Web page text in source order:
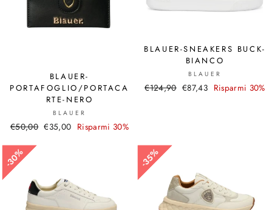
BLAUER-
PORTAFOGLIO/PORTACA
RTE-NERO
BLAUER
Prezzo
listino
€50,00 Prezzo
€35,00 Risparmi 30%
BLAUER-SNEAKERS BUCK-
BIANCO
BLAUER
Prezzo
€124,90 Prezzo
€87,43 Risparmi 30%
30%
30% 35%
35%